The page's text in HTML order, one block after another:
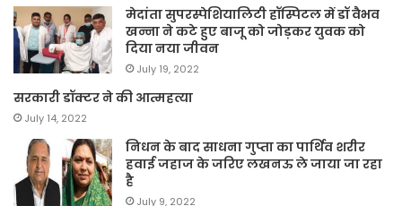
मेदांता सुपरस्पेशियालिटी हॉस्पिटल में डॉ वैभव
खन्ना ने कटे हुए बाजू को जोड़कर युवक को
दिया नया जीवन
July 19, 2022
सरकारी डॉक्टर ने की आत्महत्या
July 14, 2022
निधन के बाद साधना गुप्ता का पार्थिव शरीर
हवाई जहाज के जरिए लखनऊ ले जाया जा रहा
है
July 9, 2022